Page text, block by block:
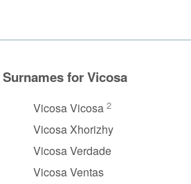
Surnames for Vicosa
Vicosa Vicosa 2
Vicosa Xhorizhy
Vicosa Verdade
Vicosa Ventas